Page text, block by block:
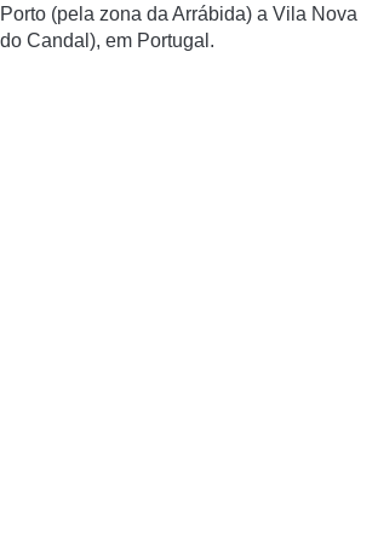
(pela zona da Arrábida) a Vila Nova
Candal), em Portugal.